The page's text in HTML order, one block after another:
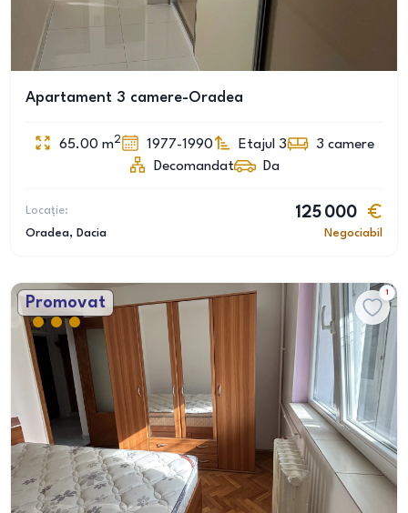
Apartament 3 camere-Oradea
65.00 m2 1977-1990 Etajul 3 3 camere
Decomandat
Da
Locație:
Oradea, Dacia
125 000
Negociabil
Promovat
1